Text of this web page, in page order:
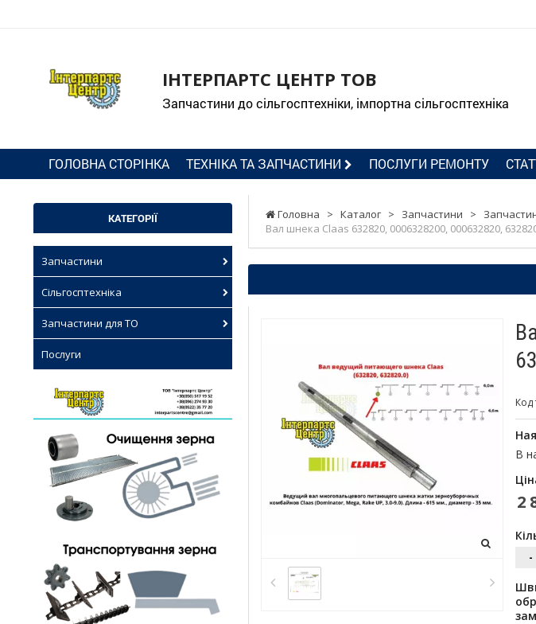
ІНТЕРПАРТС ЦЕНТР ТОВ
Запчастини до сільгосптехніки, імпортна сільгосптехніка
ГОЛОВНА СТОРІНКА ТЕХНІКА ТА ЗАПЧАСТИНИ ПОСЛУГИ РЕМОНТУ
Головна > Каталог > Запчастини >
Вал шнека Claas 632820, 0006328200, 000632820,
Код
В
2
-
КАТЕГОРІЇ
Запчастини
Сільгосптехніка
Запчастини для ТО
Послуги